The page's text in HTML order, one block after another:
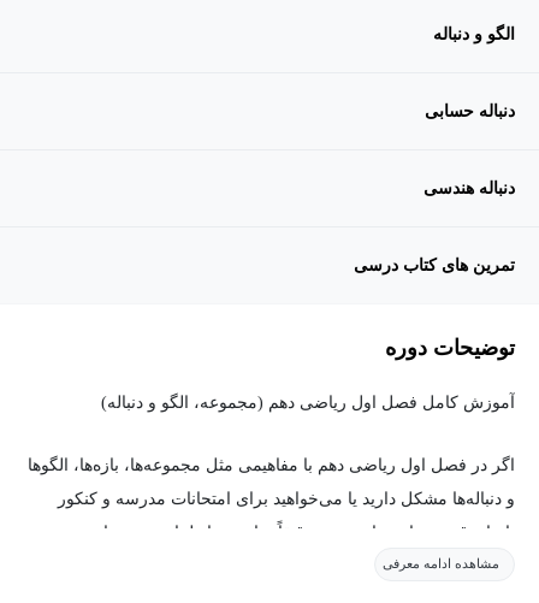
الگو و دنباله
دنباله حسابی
دنباله هندسی
تمرین های کتاب درسی
توضیحات دوره
آموزش کامل فصل اول ریاضی دهم (مجموعه، الگو و دنباله)
اگر در فصل اول ریاضی دهم با مفاهیمی مثل مجموعه‌ها، بازه‌ها، الگوها
و دنباله‌ها مشکل دارید یا می‌خواهید برای امتحانات مدرسه و کنکور
پایه‌ای قوی بسازید، این دوره دقیقاً برای شما طراحی شده است.
مشاهده ادامه معرفی